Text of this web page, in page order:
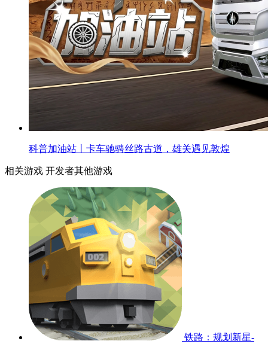
科普加油站丨卡车驰骋丝路古道，雄关遇见敦煌
相关游戏 开发者其他游戏
铁路：规划新星-